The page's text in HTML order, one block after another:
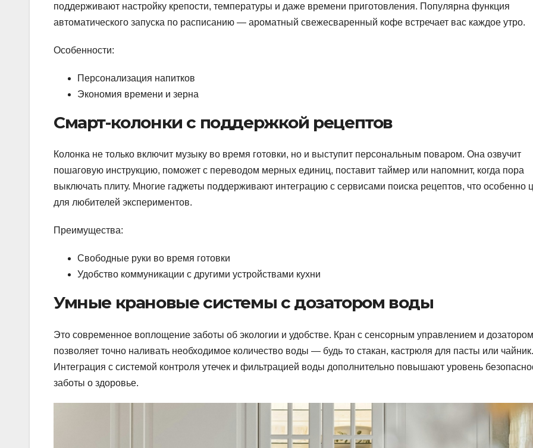
поддерживают настройку крепости, температуры и даже времени приготовления. Популярна функция
автоматического запуска по расписанию — ароматный свежесваренный кофе встречает вас каждое утро.
Особенности:
Персонализация напитков
Экономия времени и зерна
Смарт-колонки с поддержкой рецептов
Колонка не только включит музыку во время готовки, но и выступит персональным поваром. Она озвучит
пошаговую инструкцию, поможет с переводом мерных единиц, поставит таймер или напомнит, когда пора
выключать плиту. Многие гаджеты поддерживают интеграцию с сервисами поиска рецептов, что особенно
для любителей экспериментов.
Преимущества:
Свободные руки во время готовки
Удобство коммуникации с другими устройствами кухни
Умные крановые системы с дозатором воды
Это современное воплощение заботы об экологии и удобстве. Кран с сенсорным управлением и дозатором
позволяет точно наливать необходимое количество воды — будь то стакан, кастрюля для пасты или чайник.
Интеграция с системой контроля утечек и фильтрацией воды дополнительно повышают уровень
заботы о здоровье.